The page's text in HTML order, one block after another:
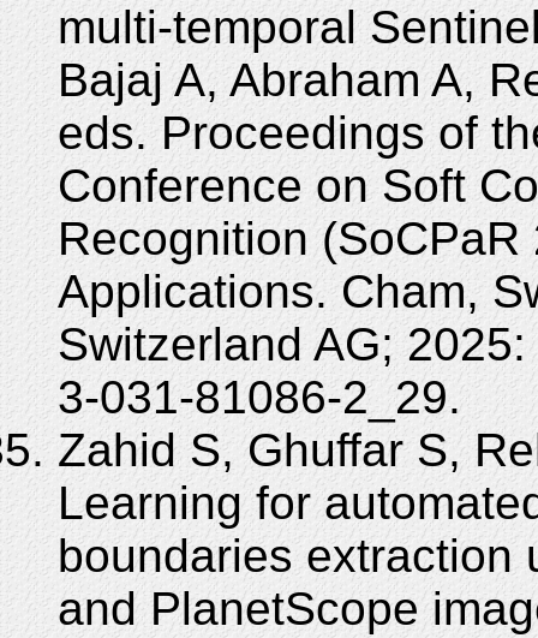
multi-temporal
Bajaj A, Abraham A,
eds. Proceedings of
Conference on Soft
Recognition
Applications. Cham,
Switzerland AG;
3-031-81086-2_29.
Zahid S, Ghuffar S,
Learning for
boundaries extraction
and PlanetScope